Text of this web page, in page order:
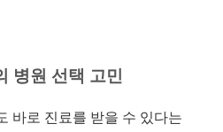
병원 선택 고민
바로 진료를 받을 수 있다는